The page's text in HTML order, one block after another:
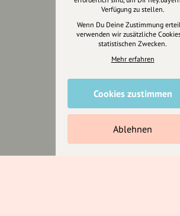
Unterstütze
unsere
uns für unsere Region und
für alle, die uns besuchen
wollen.
Inhalte vorschlagen
Verfügung zu stellen.
Wenn Du Deine Zustimmung
verwenden wir zusätzliche
statistischen Zwecken.
Mehr erfahren
Cookies zustimmen
Ablehnen